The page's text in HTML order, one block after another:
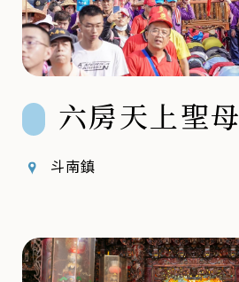
六房天上聖母
斗南鎮